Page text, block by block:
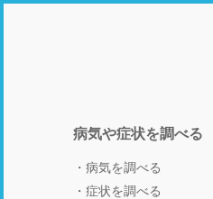
病気や症状を調べる
病気を調べる
症状を調べる